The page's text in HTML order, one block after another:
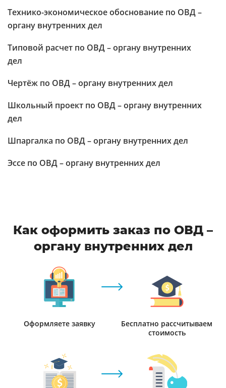
Технико-экономическое обоснование по ОВД –
органу внутренних дел
Типовой расчет по ОВД – органу внутренних
дел
Чертёж по ОВД – органу внутренних дел
Школьный проект по ОВД – органу внутренних
дел
Шпаргалка по ОВД – органу внутренних дел
Эссе по ОВД – органу внутренних дел
Как оформить заказ по ОВД –
органу внутренних дел
Оформляете заявку
Бесплатно рассчитываем
стоимость